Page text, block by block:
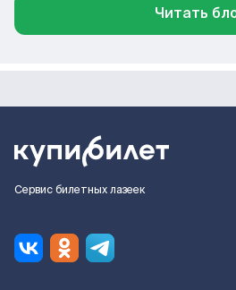
Читать
Сервис билетных лазеек